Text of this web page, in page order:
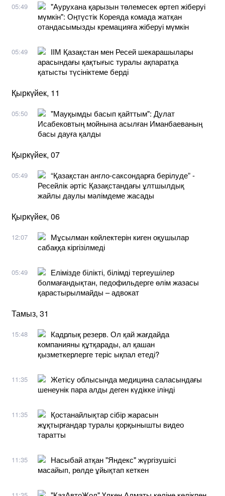
05:49
"Аурухана қарызын төлемесек өртеп жіберуі
мүмкін": Оңтүстік Кореяда комада жатқан
отандасымызды кремацияға жіберуі мүмкін
05:49
ІІМ Қазақстан мен Ресей шекарашылары
арасындағы қақтығыс туралы ақпаратқа
қатысты түсініктеме берді
Қыркүйек, 11
05:50
"Мауқымды басып қайттым": Дулат
Исабековтың мойнына асылған Иманбаеваның
басы дауға қалды
Қыркүйек, 07
05:49
“Қазақстан англо-саксондарға берілуде” -
Ресейлік әртіс Қазақстандағы ұлтшылдық
жайлы даулы мәлімдеме жасады
Қыркүйек, 06
12:07
Мұсылман көйлектерін киген оқушылар
сабаққа кіргізілмеді
05:49
Елімізде білікті, білімді тергеушілер
болмағандықтан, педофильдерге өлім жазасы
қарастырылмайды – адвокат
Тамыз, 31
15:48
Кадрлық резерв. Ол қай жағдайда
компанияны құтқарады, ал қашан
қызметкерлерге теріс ықпал етеді?
11:35
Жетісу облысында медицина саласындағы
шенеунік пара алды деген күдікке ілінді
11:35
Қостанайлықтар сібір жарасын
жұқтырғандар туралы қорқынышты видео
таратты
11:35
Насыбай атқан "Яндекс" жүргізушісі
масайып, рөлде ұйықтап кеткен